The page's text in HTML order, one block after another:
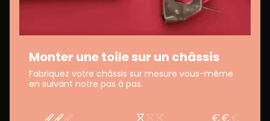
Monter une toile sur un châssis
Fabriquez votre châssis sur mesure vous-même
en suivant notre pas à pas.